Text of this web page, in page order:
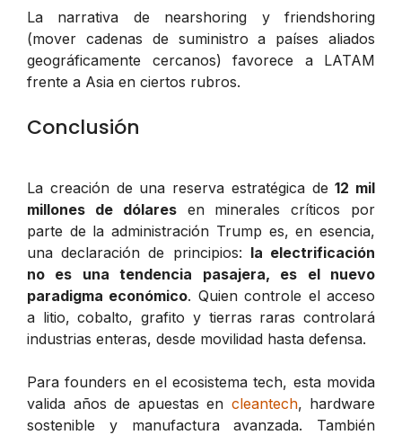
La narrativa de nearshoring yfriendshoring
(mover cadenas de suministro a países aliados
geográficamente cercanos) favorece a LATAM
frente a Asia en ciertos rubros.
Conclusión
La creación de una reserva estratégica de12 mil
millones de dólaresen minerales críticos por
parte de la administración Trump es, en esencia,
una declaración de principios: la electrificación
no es una tendencia pasajera, es el nuevo
paradigma económico. Quien controle el acceso
a litio, cobalto, grafito y tierras raras controlará
industrias enteras, desde movilidad hasta defensa.
Para founders en el ecosistema tech, esta movida
valida años de apuestas en cleantech, hardware
sostenible y manufactura avanzada. También